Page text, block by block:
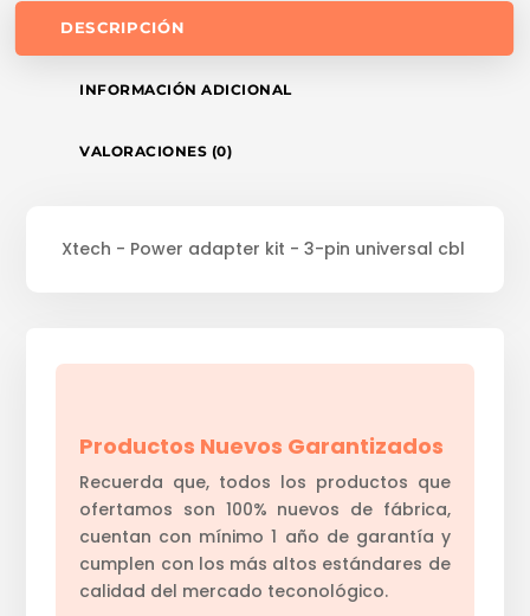
DESCRIPCIÓN
INFORMACIÓN ADICIONAL
VALORACIONES (0)
Xtech - Power adapter kit - 3-pin universal cbl
Productos Nuevos Garantizados
Recuerda que, todos los productos que
ofertamos son 100% nuevos de fábrica,
cuentan con mínimo 1 año de garantía y
cumplen con los más altos estándares de
calidad del mercado teconológico.